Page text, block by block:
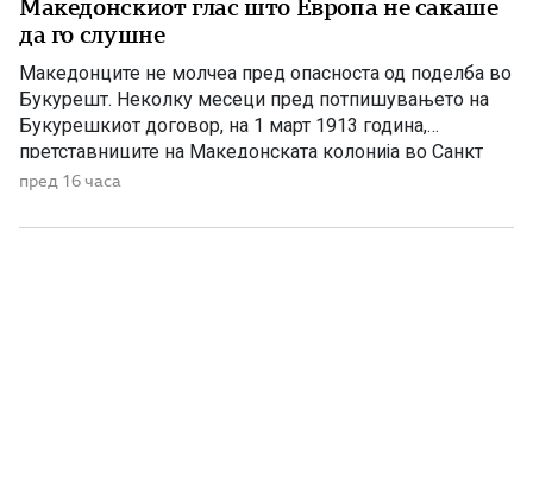
Македонскиот глас што Европа не сакаше
да го слушне
Македонците не молчеа пред опасноста од поделба во
Букурешт. Неколку месеци пред потпишувањето на
Букурешкиот договор, на 1 март 1913 година,
претставниците на Македонската колонија во Санкт
Петербург — Гаврил Константинович, Димитрија
потпишаа Меморандум за независност на Македонија.
пред 16 часа